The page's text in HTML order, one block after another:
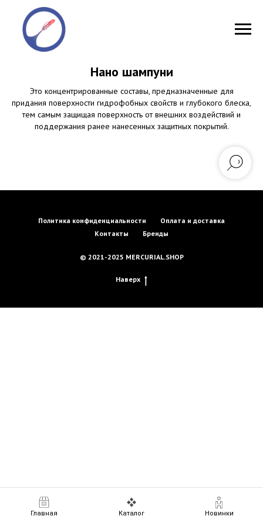
Главная Каталог Новинки
Нано шампуни
Это концентрированные составы, предназначенные для
придания поверхности гидрофобных свойств и глубокого блеска,
тем самым защищая поверхность от внешних воздействий и
поддержания ранее нанесенных защитных покрытий.
Политика конфиденциальности
Оплата и доставка
Контакты
Бренды
© 2021-2025 MERCURIAL.SHOP
Наверх